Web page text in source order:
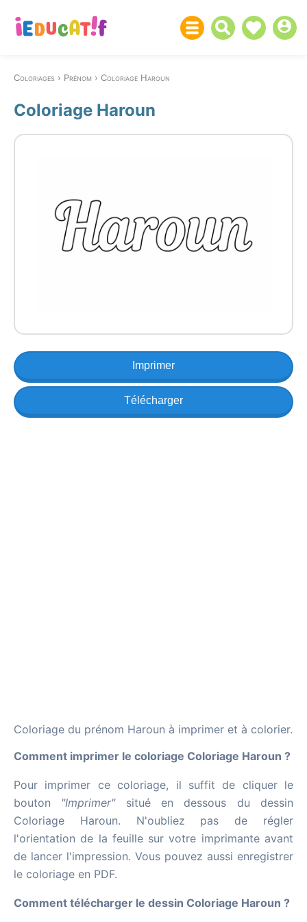
Coloriages Prénom Coloriage Haroun
Coloriage Haroun
Imprimer
Télécharger
Coloriage du prénom Haroun à imprimer et à colorier.
Comment imprimer le coloriage Coloriage Haroun ?
Pour imprimer ce coloriage, il suffit de cliquer le
bouton "Imprimer"situé en dessous du dessin
Coloriage Haroun. N'oubliez pas de régler
l'orientation de la feuille sur votre imprimante avant
de lancer l'impression. Vous pouvez aussi enregistrer
le coloriage en PDF.
Comment télécharger le dessin Coloriage Haroun ?